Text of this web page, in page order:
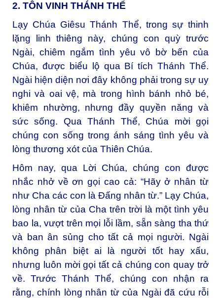
2. TÔN VINH THÁNH THỂ
Lạy Chúa Giêsu Thánh Thể, trong sự thinh
lặng linh thiêng này, chúng con quỳ trước
Ngài, chiêm ngắm tình yêu vô bờ bến của
Chúa, được biểu lộ qua Bí tích Thánh Thể.
Ngài hiện diện nơi đây không phải trong sự uy
nghi và oai vệ, mà trong hình bánh nhỏ bé,
khiêm nhường, nhưng đầy quyền năng và
sức sống. Qua Thánh Thể, Chúa mời gọi
chúng con sống trong ánh sáng tình yêu và
lòng thương xót của Thiên Chúa.
Hôm nay, qua Lời Chúa, chúng con được
nhắc nhở về ơn gọi cao cả: “Hãy ở nhân từ
như Cha các con là Đấng nhân từ.” Lạy Chúa,
lòng nhân từ của Cha trên trời là một tình yêu
bao la, vượt trên mọi lỗi lầm, sẵn sàng tha thứ
và ban ân sủng cho tất cả mọi người. Ngài
không phân biệt ai là người tốt hay xấu,
nhưng luôn mời gọi tất cả chúng con quay trở
về. Trước Thánh Thể, chúng con nhận ra
rằng, chính lòng nhân từ của Ngài đã cứu rỗi